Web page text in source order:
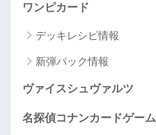
ワンピカード
デッキレシピ情報
新弾パック情報
ヴァイスシュヴァルツ
名探偵コナンカードゲーム